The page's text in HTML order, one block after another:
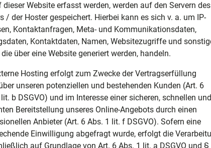
dieser Website erfasst werden, werden auf den Servern des
/ der Hoster gespeichert. Hierbei kann es sich v. a. um IP-
Kontaktanfragen, Meta- und Kommunikationsdaten,
Kontaktdaten, Namen, Websitezugriffe und
die über eine Website generiert werden, handeln.
Hosting erfolgt zum Zwecke der Vertragserfüllung
unseren potenziellen und bestehenden Kunden (Art. 6
b DSGVO) und im Interesse einer sicheren, schnellen und
Bereitstellung unseres Online-Angebots durch einen
Anbieter (Art. 6 Abs. 1 lit. f DSGVO). Sofern eine
Einwilligung abgefragt wurde, erfolgt die
auf Grundlage von Art. 6 Abs. 1 lit. a DSGVO und §